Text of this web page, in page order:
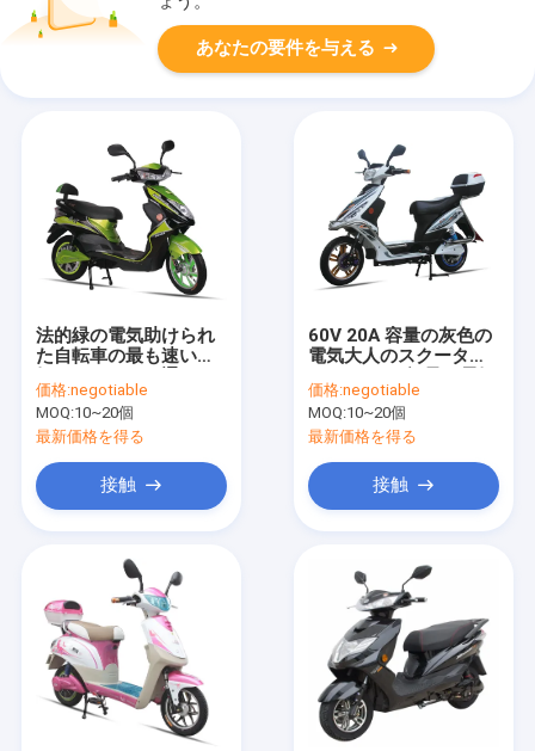
あなたの要件を与える
法的緑の電気助けられ
た自転車の最も速い電
価格:negotiable
MOQ:10~20個
最新価格を得る
接触
60V 20A 容量の灰色の
電気大人のスクーター
スクーター
価格:negotiable
MOQ:10~20個
最新価格を得る
接触